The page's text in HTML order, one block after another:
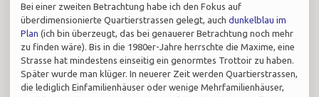
Bei einer zweiten Betrachtung habe ich den Fokus auf
überdimensionierte Quartierstrassen gelegt, auchdunkelblau im
Plan (ich bin überzeugt, das bei genauerer Betrachtung noch mehr
zu finden wäre). Bis in die 1980er-Jahre herrschte die Maxime, eine
Strasse hat mindestens einseitig ein genormtes Trottoir zu haben.
Später wurde man klüger. In neuerer Zeit werden Quartierstrassen,
die lediglich Einfamilienhäuser oder wenige Mehrfamilienhäuser,